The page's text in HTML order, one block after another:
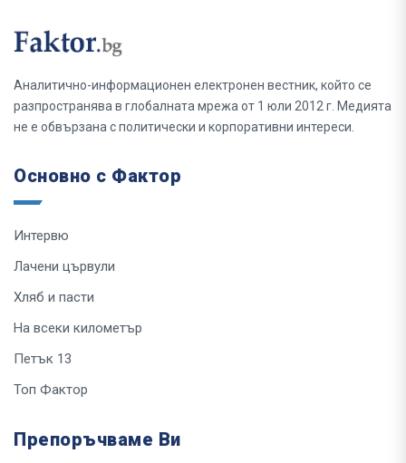
Аналитично-информационен електронен вестник, който се
разпространява в глобалната мрежа от 1 юли 2012 г. Медията
не е обвързана с политически и корпоративни интереси.
Основно с Фактор
Интервю
Лачени цървули
Хляб и пасти
На всеки километър
Петък 13
Топ Фактор
Препоръчваме Ви